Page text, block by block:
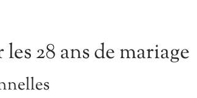
28 ans de mariage